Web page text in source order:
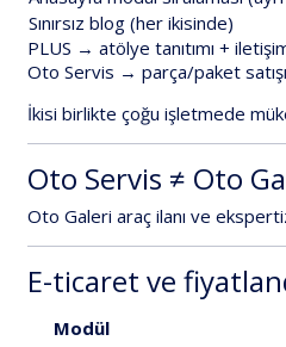
Sınırsız blog (her ikisinde)
PLUS → atölye tanıtımı +
Oto Servis → parça/paket satışı
İkisi birlikte çoğu işletmede
Oto Servis ≠ Oto
Oto Galeri araç ilanı ve
E-ticaret ve
Modül